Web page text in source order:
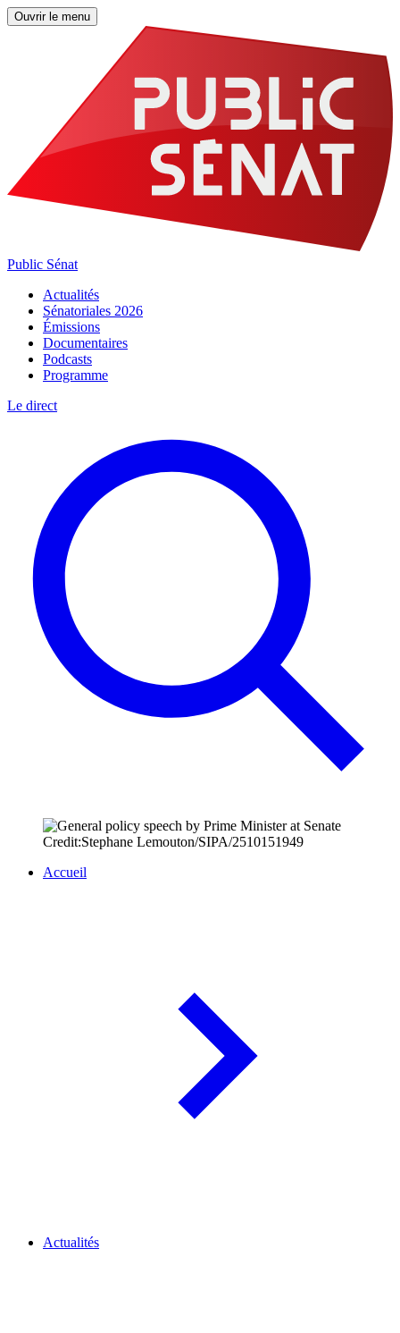
Ouvrir le menu
Public Sénat
Actualités
Sénatoriales 2026
Émissions
Documentaires
Podcasts
Programme
Le direct
Credit:Stephane Lemouton/SIPA/2510151949
Accueil
Actualités